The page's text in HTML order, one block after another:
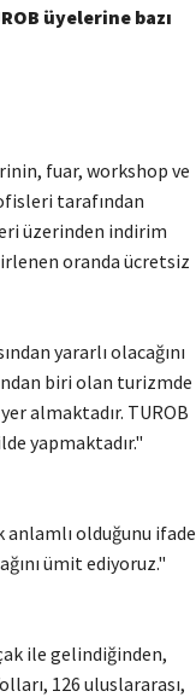
üyelerine bazı
fuar, workshop ve
tarafından
üzerinden indirim
oranda ücretsiz
yararlı olacağını
biri olan turizmde
almaktadır. TUROB
yapmaktadır."
anlamlı olduğunu ifade
ümit ediyoruz."
ile gelindiğinden,
126 uluslararası,